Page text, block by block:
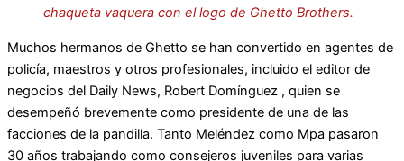
chaqueta vaquera con el logo de Ghetto Brothers.
Muchos hermanos de Ghetto se han convertido en agentes de
policía, maestros y otros profesionales, incluido el editor de
negocios del Daily News, Robert Domínguez , quien se
desempeñó brevemente como presidente de una de las
facciones de la pandilla. Tanto Meléndez como Mpa pasaron
30 años trabajando como consejeros juveniles para varias